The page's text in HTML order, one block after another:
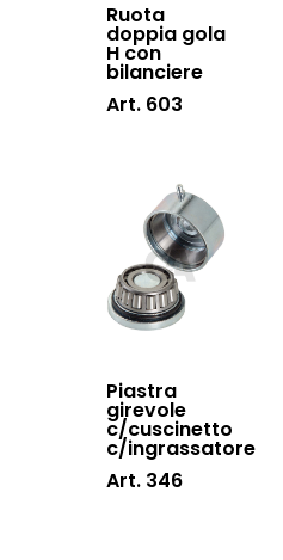
Ruota
doppia gola
H con
bilanciere
Art. 603
Piastra
girevole
c/cuscinetto
c/ingrassatore
Art. 346